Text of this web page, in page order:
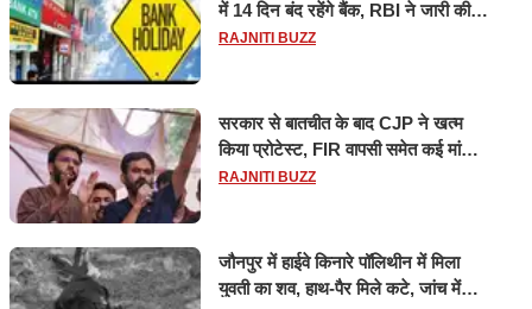
में 14 दिन बंद रहेंगे बैंक, RBI ने जारी की
छुट्टियों की लिस्ट​​​​​​​
RAJNITI BUZZ
सरकार से बातचीत के बाद CJP ने खत्म
किया प्रोटेस्ट, FIR वापसी समेत कई मांगों
पर बनी सहमति
RAJNITI BUZZ
जौनपुर में हाईवे किनारे पॉलिथीन में मिला
युवती का शव, हाथ-पैर मिले कटे, जांच में